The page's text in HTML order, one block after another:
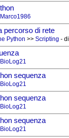
Marco1986
percorso di rete
Python >> Scripting - di
BioLog21
sequenza
BioLog21
sequenza
BioLog21
sequenza
BioLog21